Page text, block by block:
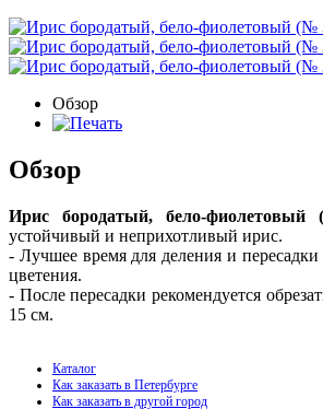
Обзор
Обзор
Ирис бородатый, бело-
устойчивый и неприхотливый ирис.
- Лучшее время для деления и пересадки
цветения.
- После пересадки рекомендуется
15 см.
Каталог
Как заказать в Петербурге
Как заказать в другой город